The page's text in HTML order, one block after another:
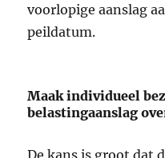
voorlopige aanslag
peildatum.
Maak individueel
belastingaanslag